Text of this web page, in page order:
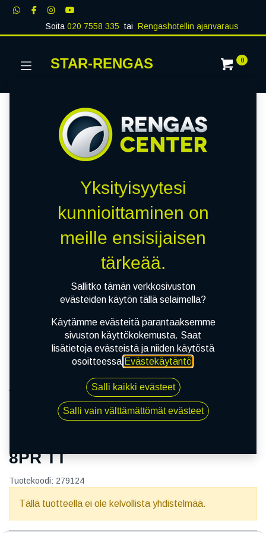
Soita020 7558 335 tai Rengashotellin ajanvaraus
STAR-RENGAS 0
13.60-28 MARCHER QZ-702 XL 8PR TT
8PR TT
Tuotekoodi: 279124
Tällä tuotteella ei ole kelvollista yhdistelmää.
Yksityisyytesi
kunnioittaminen on
meille ensisijaisen
tärkeää.
Sallitko tämän verkkosivuston
evästeiden käytön tällä selaimella?
Käytämme evästeitä parantaaksemme
sivuston käyttökokemusta. Saat
lisätietoja evästeistä ja niiden käytöstä
osoitteessa Evästekäytäntö.
Salli kaikki evästeet
Salli vain välttämättömät evästeet